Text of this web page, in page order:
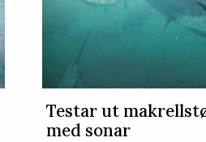
Testar ut
med sonar